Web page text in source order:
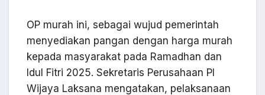
OP murah ini, sebagai wujud pemerintah
menyediakan pangan dengan harga murah
kepada masyarakat pada Ramadhan dan
Idul Fitri 2025. Sekretaris Perusahaan PI
Wijaya Laksana mengatakan, pelaksanaan